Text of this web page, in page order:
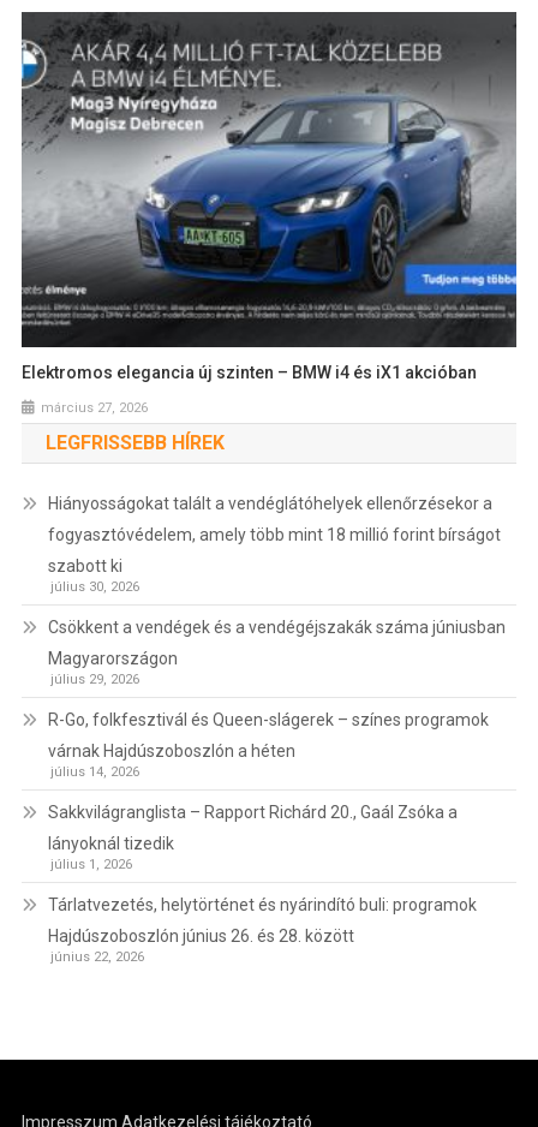
Elektromos elegancia új szinten – BMW i4 és iX1 akcióban
március 27, 2026
LEGFRISSEBB HÍREK
Hiányosságokat talált a vendéglátóhelyek ellenőrzésekor a
fogyasztóvédelem, amely több mint 18 millió forint bírságot
szabott ki
július 30, 2026
Csökkent a vendégek és a vendégéjszakák száma júniusban
Magyarországon
július 29, 2026
R-Go, folkfesztivál és Queen-slágerek – színes programok
várnak Hajdúszoboszlón a héten
július 14, 2026
Sakkvilágranglista – Rapport Richárd 20., Gaál Zsóka a
lányoknál tizedik
július 1, 2026
Tárlatvezetés, helytörténet és nyárindító buli: programok
Hajdúszoboszlón június 26. és 28. között
június 22, 2026
Impresszum Adatkezelési tájékoztató